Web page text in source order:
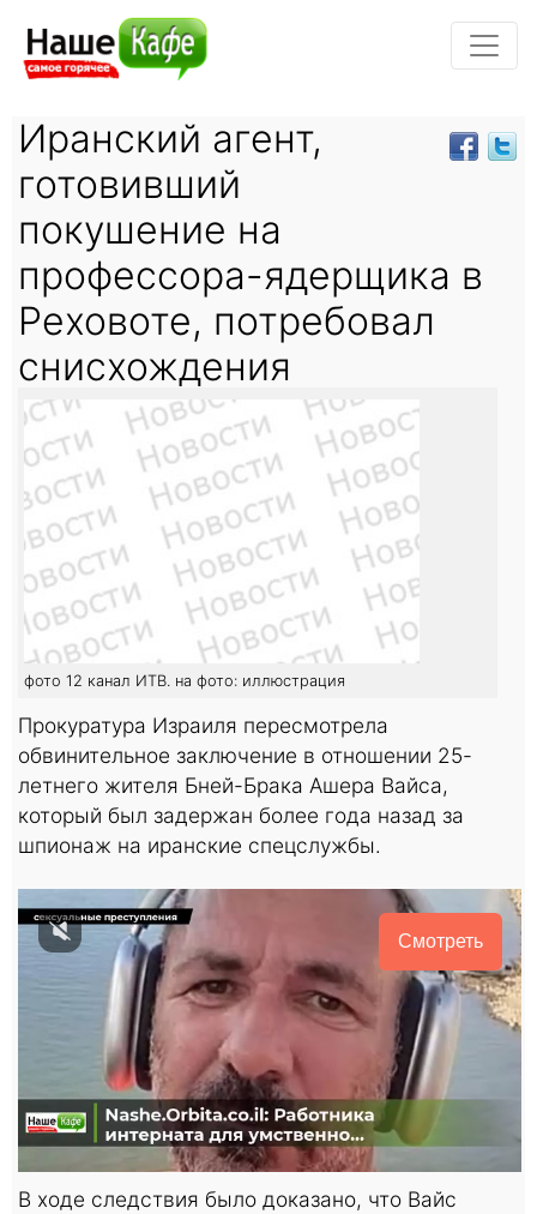
Иранский агент,
готовивший
покушение на
профессора-ядерщика в
Реховоте, потребовал
снисхождения
фото 12 канал ИТВ. на фото: иллюстрация
Прокуратура Израиля пересмотрела
обвинительное заключение в отношении 25-
летнего жителя Бней-Брака Ашера Вайса,
который был задержан более года назад за
шпионаж на иранские спецслужбы.
Смотреть
В ходе следствия было доказано, что Вайс